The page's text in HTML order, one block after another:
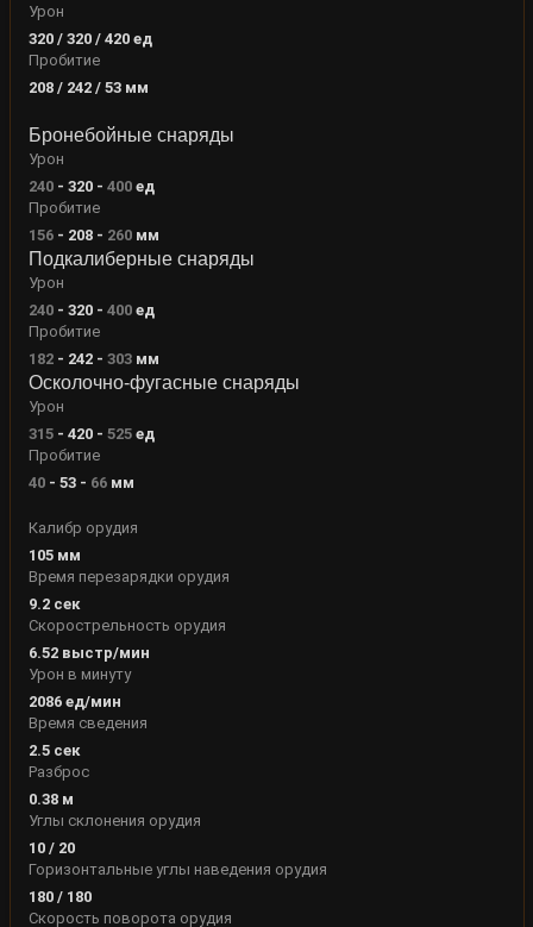
Урон
320 / 320 / 420 ед
Пробитие
208 / 242 / 53 мм
Бронебойные снаряды
Урон
240- 320- 400ед
Пробитие
156- 208- 260 мм
Подкалиберные снаряды
Урон
240- 320- 400ед
Пробитие
182- 242- 303 мм
Осколочно-фугасные снаряды
Урон
315- 420- 525ед
Пробитие
40- 53- 66 мм
Калибр орудия
105мм
Время перезарядки орудия
9.2сек
Скорострельность орудия
6.52выстр/мин
Урон в минуту
2086ед/мин
Время сведения
2.5сек
Разброс
0.38м
Углы склонения орудия
10 / 20
Горизонтальные углы наведения орудия
180 / 180
Скорость поворота орудия